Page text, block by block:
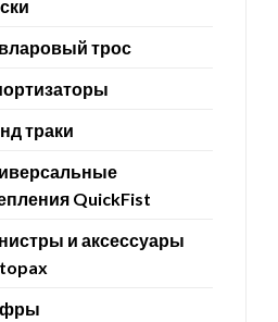
трос
траки
QuickFist
и аксессуары